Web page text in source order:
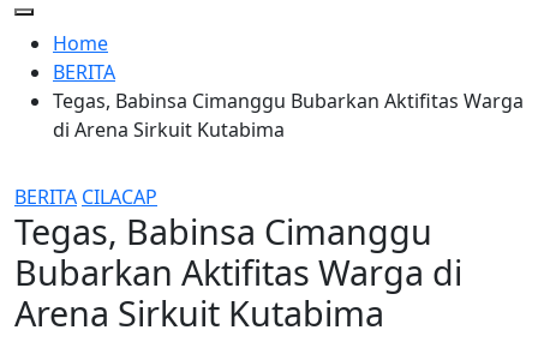
Home
BERITA
Tegas, Babinsa Cimanggu Bubarkan Aktifitas Warga
di Arena Sirkuit Kutabima
BERITA CILACAP
Tegas, Babinsa Cimanggu
Bubarkan Aktifitas Warga di
Arena Sirkuit Kutabima